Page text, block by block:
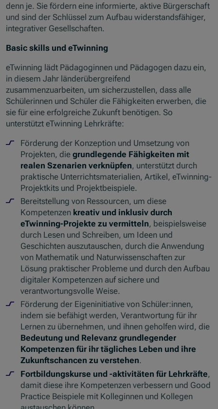
denn je. Sie fördern eine informierte, aktive Bürgerschaft
und sind der Schlüssel zum Aufbau widerstandsfähiger,
integrativer Gesellschaften.
Basic skills und eTwinning
eTwinning lädt Pädagoginnen und Pädagogen dazu ein,
in diesem Jahr länderübergreifend
zusammenzuarbeiten, um sicherzustellen, dass alle
Schülerinnen und Schüler die Fähigkeiten erwerben, die
sie für eine erfolgreiche Zukunft benötigen. So
unterstützt eTwinning Lehrkräfte:
Förderung der Konzeption und Umsetzung von
Projekten, die grundlegende Fähigkeiten mit
realen Szenarien verknüpfen, unterstützt durch
praktische Unterrichtsmaterialien, Artikel, eTwinning-
Projektkits und Projektbeispiele.
Bereitstellung von Ressourcen, um diese
Kompetenzen kreativ und inklusiv durch
eTwinning-Projekte zu vermitteln, beispielsweise
durch Lesen und Schreiben, um Ideen und
Geschichten auszutauschen, durch die Anwendung
von Mathematik und Naturwissenschaften zur
Lösung praktischer Probleme und durch den Aufbau
digitaler Kompetenzen auf sichere und
verantwortungsvolle Weise.
Förderung der Eigeninitiative von Schüler:innen,
indem sie befähigt werden, Verantwortung für ihr
Lernen zu übernehmen, und ihnen geholfen wird, die
Bedeutung und Relevanz grundlegender
Kompetenzen für ihr tägliches Leben und ihre
Zukunftschancen zu verstehen.
Fortbildungskurse und -aktivitäten für Lehrkräfte,
damit diese ihre Kompetenzen verbessern und Good
Practice Beispiele mit Kolleginnen und Kollegen